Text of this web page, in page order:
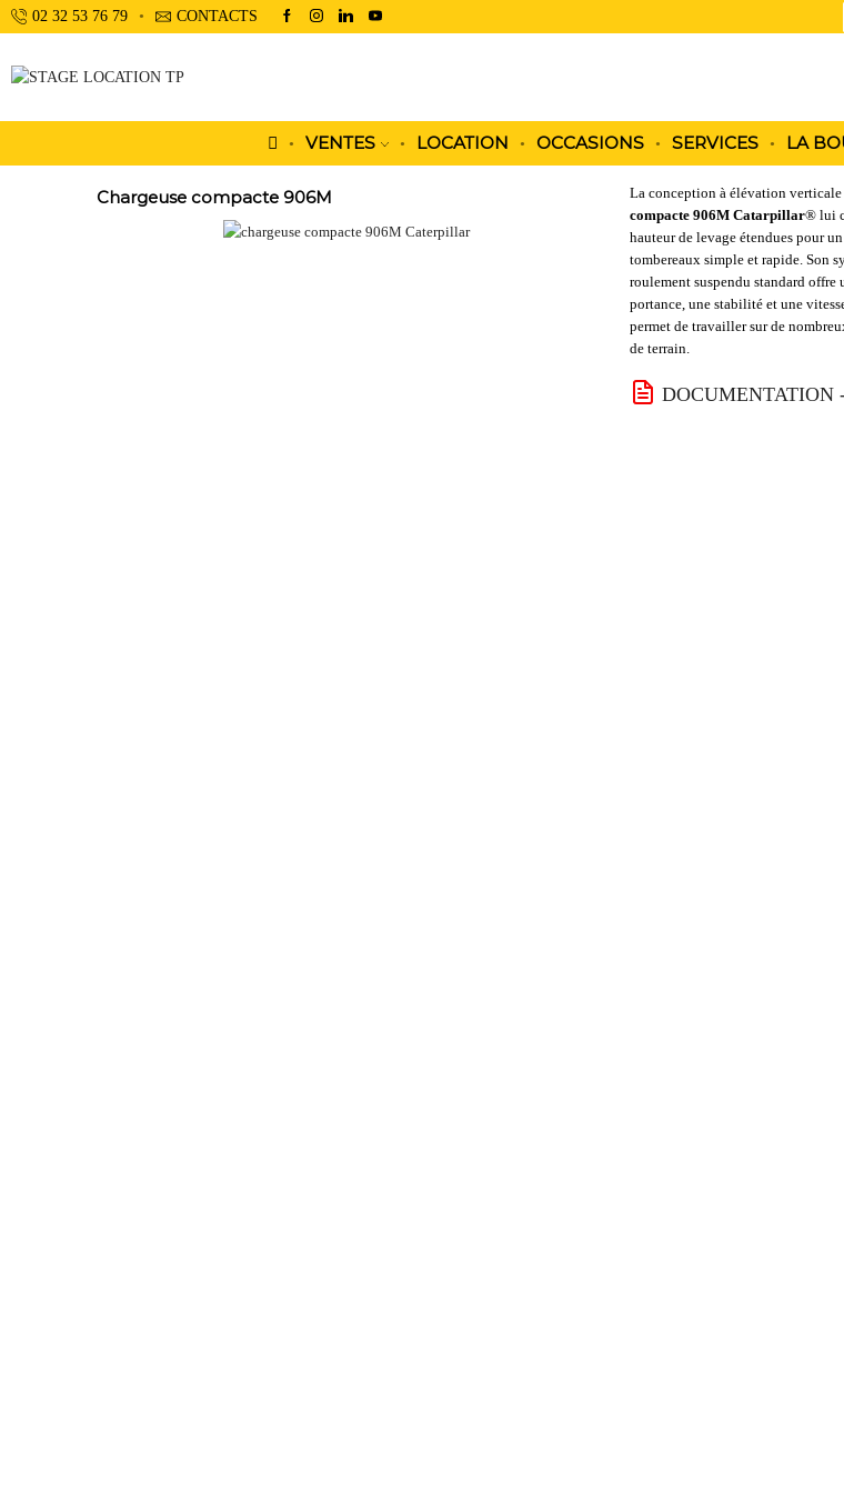
02 32 53 76 79 CONTACTS
VENTES LOCATION OCCASIONS SERVICES LA
Chargeuse compacte 906M La conception à élévation verticale
compacte 906M Catarpillar® lui
hauteur de levage étendues pour
tombereaux simple et rapide. Son
roulement suspendu standard offre
portance, une stabilité et une
permet de travailler sur de
de terrain.
DOCUMENTATION